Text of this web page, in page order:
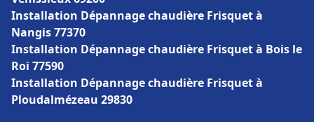
Installation Dépannage chaudière Frisquet à
Nangis 77370
Installation Dépannage chaudière Frisquet à Bois le
Roi 77590
Installation Dépannage chaudière Frisquet à
Ploudalmézeau 29830